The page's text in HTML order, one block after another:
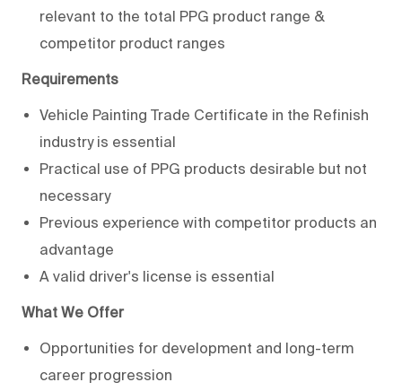
relevant to the total PPG product range &
competitor product ranges
Requirements
Vehicle Painting Trade Certificate in the Refinish
industry is essential
Practical use of PPG products desirable but not
necessary
Previous experience with competitor products an
advantage
A valid driver's license is essential
What We Offer
Opportunities for development and long-term
career progression